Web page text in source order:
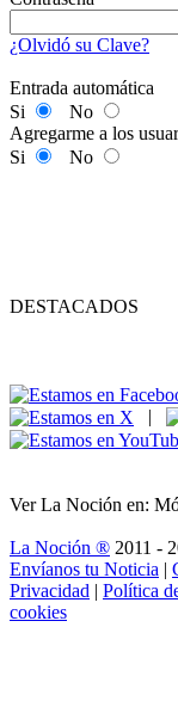
¿Olvidó su Clave?
Entrada automática
Si
No
Agregarme a los
Si
No
DESTACADOS
|
Ver La Noción en:
La Noción ® 2011 -
Envíanos tu Noticia |
Privacidad | Política
cookies